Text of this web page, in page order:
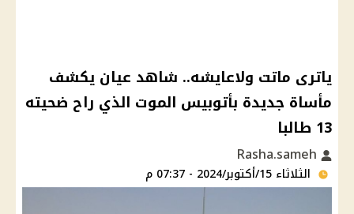
ياترى ماتت ولاعايشه.. شاهد عيان يكشف
مأساة جديدة بأتوبيس الموت الذي راح ضحيته
13 طالبا
الثلاثاء 15/أكتوبر/2024 - 07:37 م